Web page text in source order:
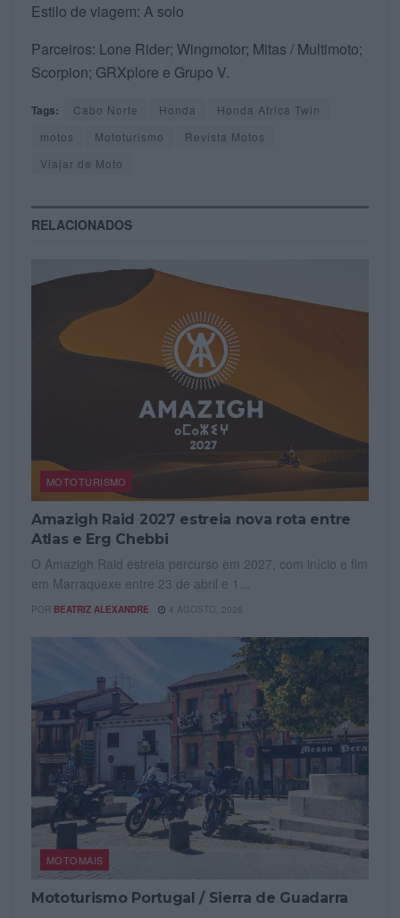
Estilo de viagem: A solo
Parceiros: Lone Rider; Wingmotor; Mitas / Multimoto;
Scorpion; GRXplore e Grupo V.
Tags: Cabo Norte Honda
Honda Africa Twin
motos
Mototurismo
Revista Motos
Viajar de Moto
RELACIONADOS
MOTOTURISMO
Amazigh Raid 2027 estreia nova rota entre
Atlas e Erg Chebbi
O Amazigh Raid estreia percurso em 2027, com início e fim
em Marraquexe entre 23 de abril e 1...
POR BEATRIZ ALEXANDRE 4 AGOSTO, 2026
MOTOMAIS
Mototurismo Portugal / Sierra de Guadarra